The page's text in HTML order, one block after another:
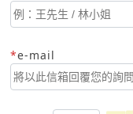
e-mail